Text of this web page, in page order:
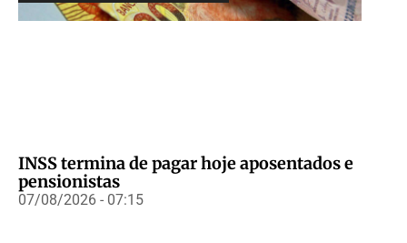
INSS termina de pagar hoje aposentados e
pensionistas
07/08/2026 - 07:15